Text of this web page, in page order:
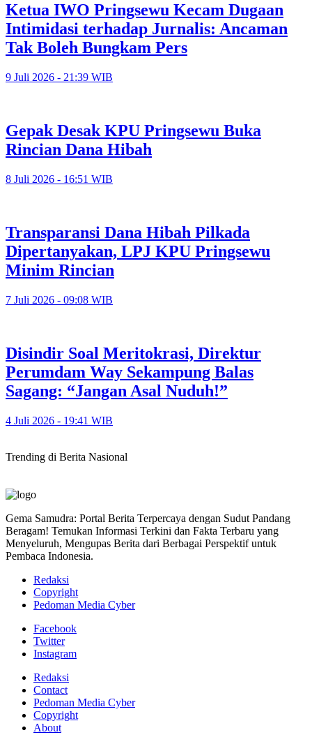
Ketua IWO Pringsewu Kecam Dugaan
Intimidasi terhadap Jurnalis: Ancaman
Tak Boleh Bungkam Pers
9 Juli 2026 - 21:39 WIB
Gepak Desak KPU Pringsewu Buka
Rincian Dana Hibah
8 Juli 2026 - 16:51 WIB
Transparansi Dana Hibah Pilkada
Dipertanyakan, LPJ KPU Pringsewu
Minim Rincian
7 Juli 2026 - 09:08 WIB
Disindir Soal Meritokrasi, Direktur
Perumdam Way Sekampung Balas
Sagang: “Jangan Asal Nuduh!”
4 Juli 2026 - 19:41 WIB
Trending di Berita Nasional
Gema Samudra: Portal Berita Terpercaya dengan Sudut Pandang
Beragam! Temukan Informasi Terkini dan Fakta Terbaru yang
Menyeluruh, Mengupas Berita dari Berbagai Perspektif untuk
Pembaca Indonesia.
Redaksi
Copyright
Pedoman Media Cyber
Facebook
Twitter
Instagram
Redaksi
Contact
Pedoman Media Cyber
Copyright
About